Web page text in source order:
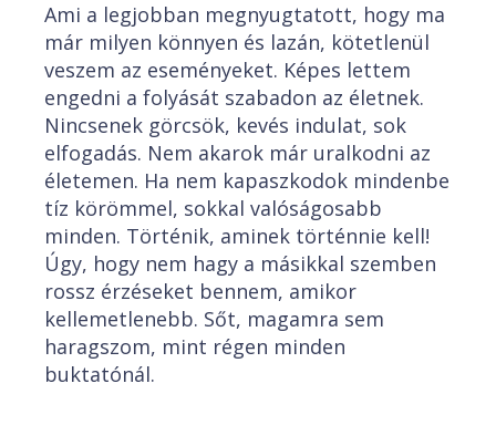
Ami a legjobban megnyugtatott, hogy ma
már milyen könnyen és lazán, kötetlenül
veszem az eseményeket. Képes lettem
engedni a folyását szabadon az életnek.
Nincsenek görcsök, kevés indulat, sok
elfogadás. Nem akarok már uralkodni az
életemen. Ha nem kapaszkodok mindenbe
tíz körömmel, sokkal valóságosabb
minden. Történik, aminek történnie kell!
Úgy, hogy nem hagy a másikkal szemben
rossz érzéseket bennem, amikor
kellemetlenebb. Sőt, magamra sem
haragszom, mint régen minden
buktatónál.